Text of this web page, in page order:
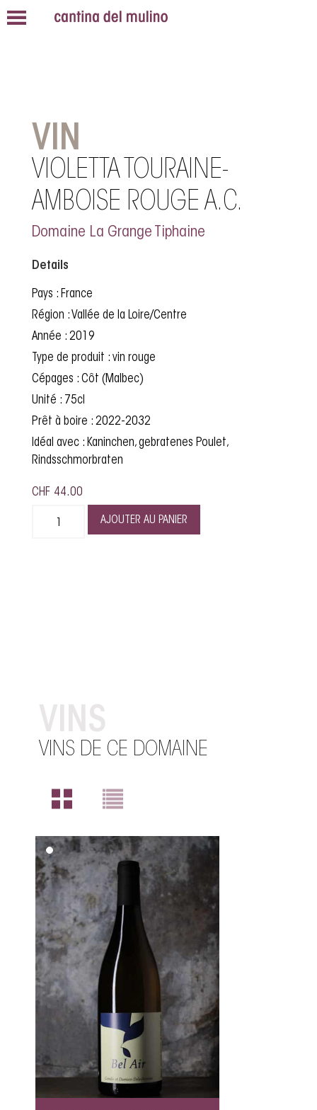
VIN
VIOLETTA TOURAINE-
AMBOISE ROUGE A.C.
Domaine La Grange Tiphaine
Details
Pays : France
Région : Vallée de la Loire/Centre
Année : 2019
Type de produit : vin rouge
Cépages : Côt (Malbec)
Unité : 75cl
Prêt à boire : 2022-2032
Idéal avec : Kaninchen, gebratenes Poulet,
Rindsschmorbraten
CHF 44.00
AJOUTER AU PANIER
VINS
VINS DE CE DOMAINE